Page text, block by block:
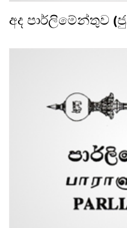
අද පාර්ලිමේන්තුව